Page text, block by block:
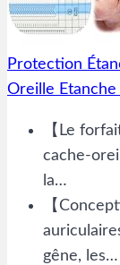
Protection
Oreille
【Le
cache-
la…
【
gêne, les…